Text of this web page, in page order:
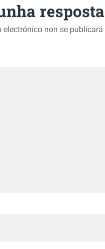
resposta
electrónico non se publicará